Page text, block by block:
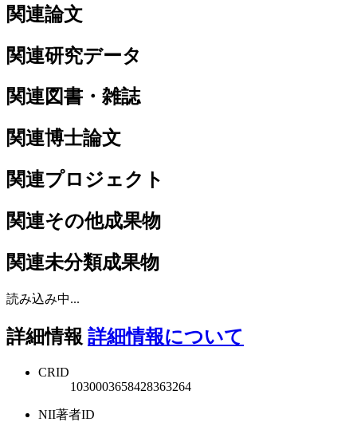
関連論文
関連研究データ
関連図書・雑誌
関連博士論文
関連プロジェクト
関連その他成果物
関連未分類成果物
読み込み中...
詳細情報 詳細情報について
CRID
1030003658428363264
NII著者ID